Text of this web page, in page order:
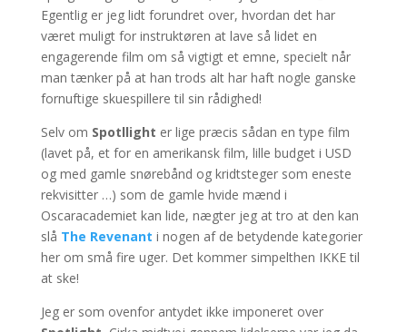
Egentlig er jeg lidt forundret over, hvordan det har
været muligt for instruktøren at lave så lidet en
engagerende film om så vigtigt et emne, specielt når
man tænker på at han trods alt har haft nogle ganske
fornuftige skuespillere til sin rådighed!
Selv om Spotllight er lige præcis sådan en type film
(lavet på, et for en amerikansk film, lille budget i USD
og med gamle snørebånd og kridtsteger som eneste
rekvisitter …) som de gamle hvide mænd i
Oscaracademiet kan lide, nægter jeg at tro at den kan
slå The Revenant i nogen af de betydende kategorier
her om små fire uger. Det kommer simpelthen IKKE til
at ske!
Jeg er som ovenfor antydet ikke imponeret over